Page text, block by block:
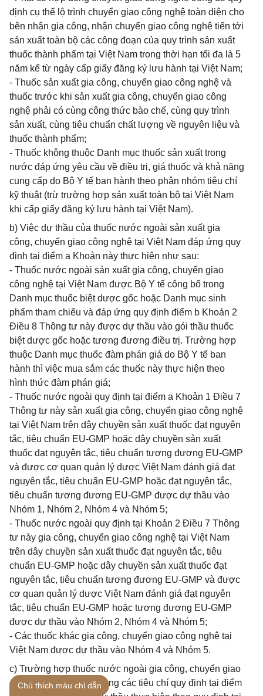
định cụ thể lộ trình chuyển giao công nghệ toàn diện cho
bên nhận gia công, nhận chuyển giao công nghệ tiến tới
sản xuất toàn bộ các công đoạn của quy trình sản xuất
thuốc thành phẩm tại Việt Nam trong thời hạn tối đa là 5
năm kể từ ngày cấp giấy đăng ký lưu hành tại Việt Nam;
- Thuốc sản xuất gia công, chuyển giao công nghệ và
thuốc trước khi sản xuất gia công, chuyển giao công
nghệ phải có cùng công thức bào chế, cùng quy trình
sản xuất, cùng tiêu chuẩn chất lượng về nguyên liệu và
thuốc thành phẩm;
- Thuốc không thuộc Danh mục thuốc sản xuất trong
nước đáp ứng yêu cầu về điều trị, giá thuốc và khả năng
cung cấp do Bộ Y tế ban hành theo phân nhóm tiêu chí
kỹ thuật (trừ trường hợp sản xuất toàn bộ tại Việt Nam
khi cấp giấy đăng ký lưu hành tại Việt Nam).
b) Việc dự thầu của thuốc nước ngoài sản xuất gia
công, chuyển giao công nghệ tại Việt Nam đáp ứng quy
định tại điểm a Khoản này thực hiện như sau:
- Thuốc nước ngoài sản xuất gia công, chuyển giao
công nghệ tại Việt Nam được Bộ Y tế công bố trong
Danh mục thuốc biệt dược gốc hoặc Danh mục sinh
phẩm tham chiếu và đáp ứng quy định điểm b Khoản 2
Điều 8 Thông tư này được dự thầu vào gói thầu thuốc
biệt dược gốc hoặc tương đương điều trị. Trường hợp
thuộc Danh mục thuốc đàm phán giá do Bộ Y tế ban
hành thì việc mua sắm các thuốc này thực hiện theo
hình thức đàm phán giá;
- Thuốc nước ngoài quy định tại điểm a Khoản 1 Điều 7
Thông tư này sản xuất gia công, chuyển giao công nghệ
tại Việt Nam trên dây chuyền sản xuất thuốc đạt nguyên
tắc, tiêu chuẩn EU-GMP hoặc dây chuyền sản xuất
thuốc đạt nguyên tắc, tiêu chuẩn tương đương EU-GMP
và được cơ quan quản lý dược Việt Nam đánh giá đạt
nguyên tắc, tiêu chuẩn EU-GMP hoặc đạt nguyên tắc,
tiêu chuẩn tương đương EU-GMP được dự thầu vào
Nhóm 1, Nhóm 2, Nhóm 4 và Nhóm 5;
- Thuốc nước ngoài quy định tại Khoản 2 Điều 7 Thông
tư này gia công, chuyển giao công nghệ tại Việt Nam
trên dây chuyền sản xuất thuốc đạt nguyên tắc, tiêu
chuẩn EU-GMP hoặc dây chuyền sản xuất thuốc đạt
nguyên tắc, tiêu chuẩn tương đương EU-GMP và được
cơ quan quản lý dược Việt Nam đánh giá đạt nguyên
tắc, tiêu chuẩn EU-GMP hoặc tương đương EU-GMP
được dự thầu vào Nhóm 2, Nhóm 4 và Nhóm 5;
- Các thuốc khác gia công, chuyển giao công nghệ tại
Việt Nam được dự thầu vào Nhóm 4 và Nhóm 5.
c) Trường hợp thuốc nước ngoài gia công, chuyển giao
công nghệ không đáp ứng các tiêu chí quy định tại điểm
Chú thích màu chỉ dẫn